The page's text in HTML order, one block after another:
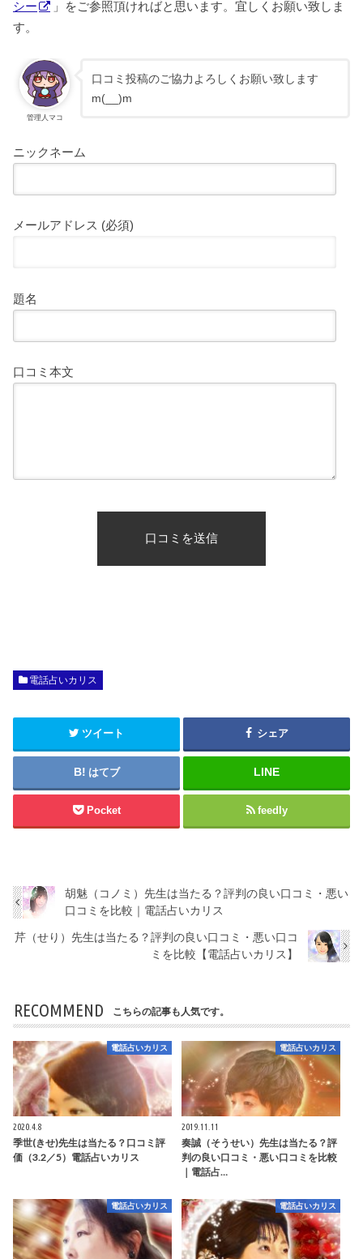
シー
」をご参照頂ければと思います。宜しくお願い致しま
す。
管理人マコ
口コミ投稿のご協力よろしくお願い致します
m(__)m
ニックネーム
メールアドレス (必須)
題名
口コミ本文
電話占いカリス
ツイート シェア
はてブ
Pocket feedly
胡魅（コノミ）先生は当たる？評判の良い口コミ・悪い
口コミを比較｜電話占いカリス
芹（せり）先生は当たる？評判の良い口コミ・悪い口コ
ミを比較【電話占いカリス】
RECOMMEND こちらの記事も人気です。
電話占いカリス
2020.4.8
季世(きせ)先生は当たる？口コミ評
価（3.2／5）電話占いカリス
電話占いカリス
2019.11.11
奏誠（そうせい）先生は当たる？評
判の良い口コミ・悪い口コミを比較
｜電話占…
電話占いカリス 電話占いカリス